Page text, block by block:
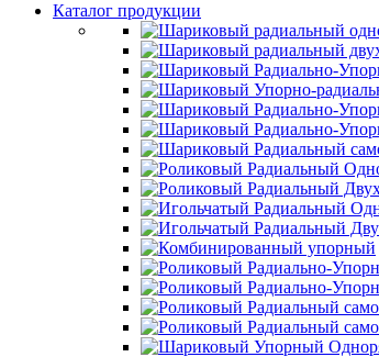
Каталог продукции